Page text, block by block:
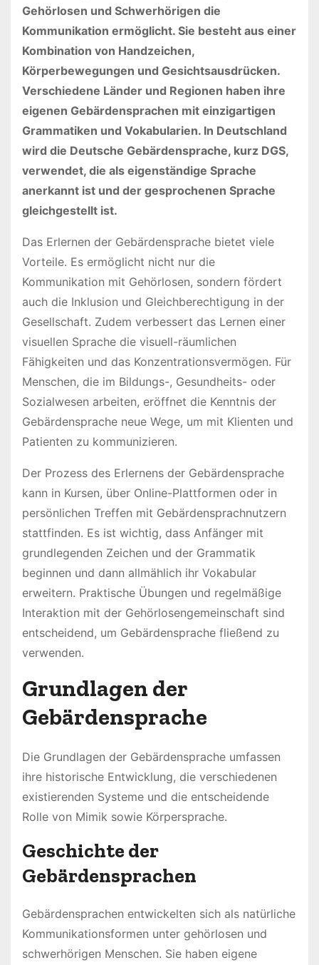
Gehörlosen und Schwerhörigen die
Kommunikation ermöglicht. Sie besteht aus einer
Kombination von Handzeichen,
Körperbewegungen und Gesichtsausdrücken.
Verschiedene Länder und Regionen haben ihre
eigenen Gebärdensprachen mit einzigartigen
Grammatiken und Vokabularien. In Deutschland
wird die Deutsche Gebärdensprache, kurz DGS,
verwendet, die als eigenständige Sprache
anerkannt ist und der gesprochenen Sprache
gleichgestellt ist.
Das Erlernen der Gebärdensprache bietet viele
Vorteile. Es ermöglicht nicht nur die
Kommunikation mit Gehörlosen, sondern fördert
auch die Inklusion und Gleichberechtigung in der
Gesellschaft. Zudem verbessert das Lernen einer
visuellen Sprache die visuell-räumlichen
Fähigkeiten und das Konzentrationsvermögen. Für
Menschen, die im Bildungs-, Gesundheits- oder
Sozialwesen arbeiten, eröffnet die Kenntnis der
Gebärdensprache neue Wege, um mit Klienten und
Patienten zu kommunizieren.
Der Prozess des Erlernens der Gebärdensprache
kann in Kursen, über Online-Plattformen oder in
persönlichen Treffen mit Gebärdensprachnutzern
stattfinden. Es ist wichtig, dass Anfänger mit
grundlegenden Zeichen und der Grammatik
beginnen und dann allmählich ihr Vokabular
erweitern. Praktische Übungen und regelmäßige
Interaktion mit der Gehörlosengemeinschaft sind
entscheidend, um Gebärdensprache fließend zu
verwenden.
Grundlagen der
Gebärdensprache
Die Grundlagen der Gebärdensprache umfassen
ihre historische Entwicklung, die verschiedenen
existierenden Systeme und die entscheidende
Rolle von Mimik sowie Körpersprache.
Geschichte der
Gebärdensprachen
Gebärdensprachen entwickelten sich als natürliche
Kommunikationsformen unter gehörlosen und
schwerhörigen Menschen. Sie haben eigene